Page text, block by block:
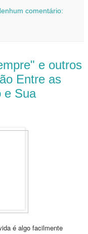
comentário:
e outros
Entre as
e Sua
é algo facilmente